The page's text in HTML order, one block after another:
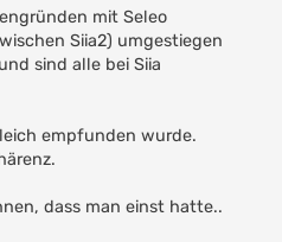
mit Seleo
Siia2) umgestiegen
sind alle bei Siia
empfunden wurde.
dass man einst hatte..